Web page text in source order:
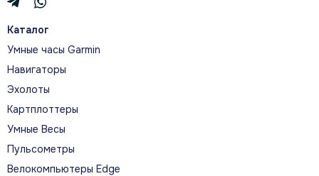
Каталог
Умные часы Garmin
Навигаторы
Эхолоты
Картплоттеры
Умные Весы
Пульсометры
Велокомпьютеры Edge